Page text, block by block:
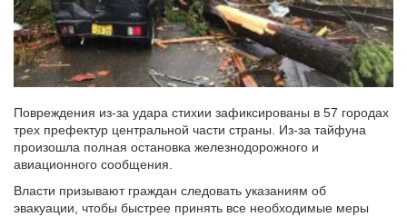
Повреждения из-за удара стихии зафиксированы в 57 городах
трех префектур центральной части страны. Из-за тайфуна
произошла полная остановка железнодорожного и
авиационного сообщения.
Власти призывают граждан следовать указаниям об
эвакуации, чтобы быстрее принять все необходимые меры